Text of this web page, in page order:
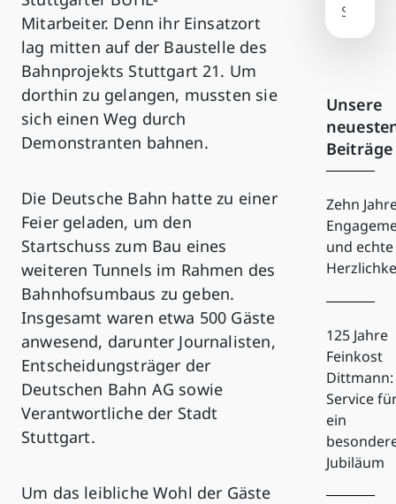
Mitarbeiter. Denn ihr Einsatzort
lag mitten auf der Baustelle des
Bahnprojekts Stuttgart 21. Um
dorthin zu gelangen, mussten sie
sich einen Weg durch
Demonstranten bahnen.
Die Deutsche Bahn hatte zu einer
Feier geladen, um den
Startschuss zum Bau eines
weiteren Tunnels im Rahmen des
Bahnhofsumbaus zu geben.
Insgesamt waren etwa 500 Gäste
anwesend, darunter Journalisten,
Entscheidungsträger der
Deutschen Bahn AG sowie
Verantwortliche der Stadt
Stuttgart.
Um das leibliche Wohl der Gäste
Unsere
Beiträge
Zehn
und echte
125 Jahre
Feinkost
Dittmann:
Service
ein
Jubiläum